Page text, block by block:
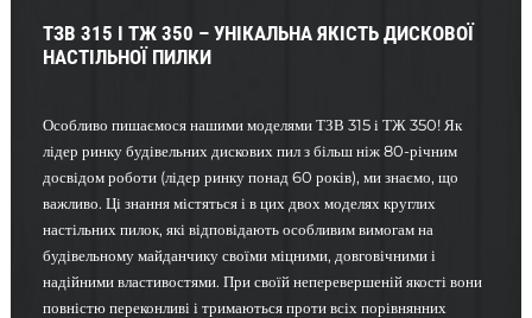
ТЗВ 315 І ТЖ 350 – УНІКАЛЬНА ЯКІСТЬ ДИСКОВОЇ
НАСТІЛЬНОЇ ПИЛКИ
Особливо пишаємося нашими моделями ТЗВ 315 і ТЖ 350! Як
лідер ринку будівельних дискових пил з більш ніж 80-річним
досвідом роботи (лідер ринку понад 60 років), ми знаємо, що
важливо. Ці знання містяться і в цих двох моделях круглих
настільних пилок, які відповідають особливим вимогам на
будівельному майданчику своїми міцними, довговічними і
надійними властивостями. При своїй неперевершеній якості вони
повністю переконливі і тримаються проти всіх порівнянних